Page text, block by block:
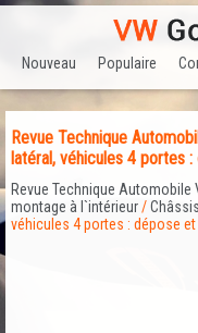
Nouveau Populaire
Revue Technique
latéral, véhicules 4 portes
Revue Technique Automobile
montage à l`intérieur/
véhicules 4 portes : dépose